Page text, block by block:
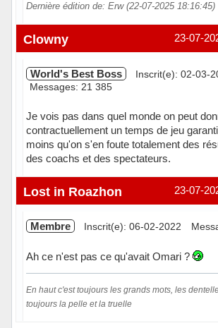
Dernière édition de: Erw (22-07-2025 18:16:45)
Hors ligne 23-07-
Clowny
World's Best Boss
Inscrit(e): 02-03-
Messages: 21 385
Je vois pas dans quel monde on peut
contractuellement un temps de jeu
moins qu'on s'en foute totalement des
des coachs et des spectateurs.
Hors ligne 23-07-
Lost in Roazhon
Membre Inscrit(e): 06-02-2022
Ah ce n'est pas ce qu'avait Omari ?
En haut c'est toujours les grands mots, les
toujours la pelle et la truelle